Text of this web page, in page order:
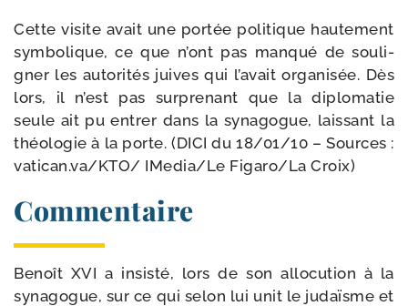
Cette visite avait une por­tée poli­tique hau­te­ment
sym­bo­lique, ce que n’ont pas man­qué de sou­li­
gner les auto­ri­tés juives qui l’avait orga­ni­sée. Dès
lors, il n’est pas sur­pre­nant que la diplo­ma­tie
seule ait pu entrer dans la syna­gogue, lais­sant la
théo­lo­gie à la porte. (DICI du 18/​01/​10 – Sources :
vati​can​.va/​K​TO/ IMedia/​Le Figaro/​La Croix)
Commentaire
Benoît XVI a insis­té, lors de son allo­cu­tion à la
syna­gogue, sur ce qui selon lui unit le judaïsme et